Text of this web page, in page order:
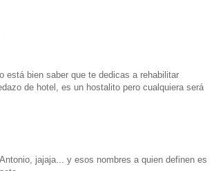
está bien saber que te dedicas a rehabilitar
de hotel, es un hostalito pero cualquiera será
jajaja... y esos nombres a quien definen es